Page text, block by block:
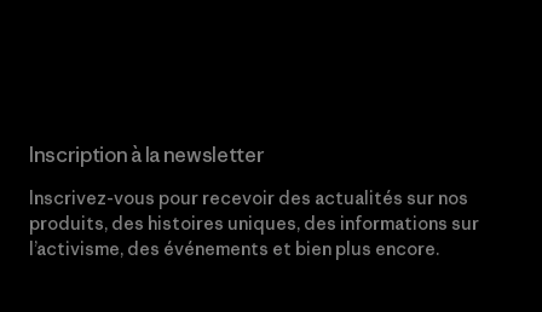
Inscription à la newsletter
Inscrivez-vous pour recevoir des actualités sur nos
produits, des histoires uniques, des informations sur
l’activisme, des événements et bien plus encore.